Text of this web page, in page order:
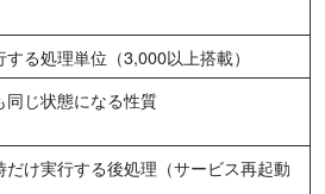
る処理単位（3,000以上搭載）
同じ状態になる性質
だけ実行する後処理（サービス再起動